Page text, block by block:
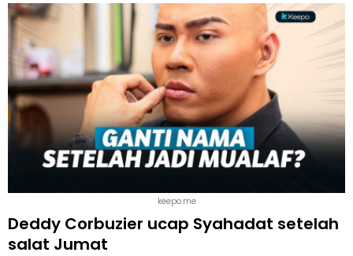
keepo.me
Deddy Corbuzier ucap Syahadat setelah
salat Jumat